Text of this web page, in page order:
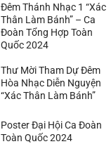
Đêm Thánh Nhạc 1 “Xác
Thân Làm Bánh” – Ca
Đoàn Tổng Hợp Toàn
Quốc 2024
Thư Mời Tham Dự Đêm
Hòa Nhạc Diễn Nguyện
“Xác Thân Làm Bánh”
Poster Đại Hội Ca Đoàn
Toàn Quốc 2024